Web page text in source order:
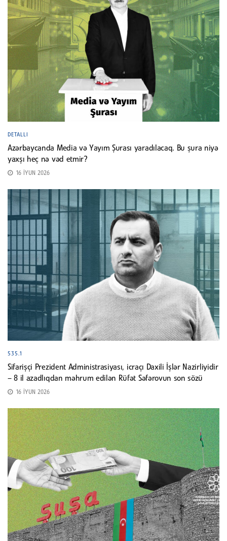
DETALLI
Azərbaycanda Media və Yayım Şurası yaradılacaq. Bu şura niyə
yaxşı heç nə vəd etmir?
16 İYUN 2026
535.1
Sifarişçi Prezident Administrasiyası, icraçı Daxili İşlər Nazirliyidir
– 8 il azadlıqdan məhrum edilən Rüfət Səfərovun son sözü
16 İYUN 2026